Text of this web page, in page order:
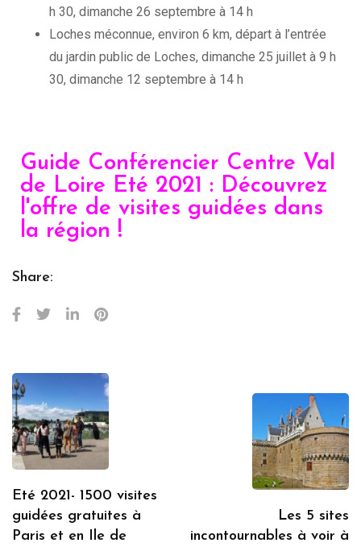
h 30, dimanche 26 septembre à 14 h
Loches méconnue, environ 6 km, départ à l’entrée
du jardin public de Loches, dimanche 25 juillet à 9 h
30, dimanche 12 septembre à 14 h
Guide Conférencier Centre Val
de Loire Eté 2021 : Découvrez
l'offre de visites guidées dans
la région !
Share:
Eté 2021- 1500 visites
guidées gratuites à
Paris et en Ile de
Les 5 sites
incontournables à voir à